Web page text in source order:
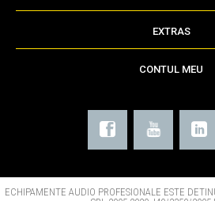
EXTRAS
CONTUL MEU
ECHIPAMENTE AUDIO PROFESIONALE ESTE